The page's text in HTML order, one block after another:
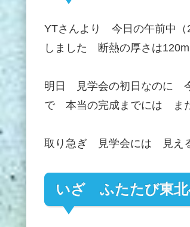
YTさんより 今日の午前中
しました 断熱の厚さは
明日 見学会の初日なのに
で 本当の完成までには ま
取り急ぎ 見学会には 見え
いざ ふたたび東